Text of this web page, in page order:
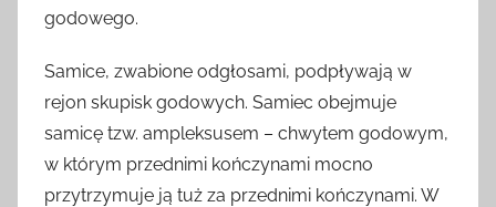
godowego.
Samice, zwabione odgłosami, podpływają w
rejon skupisk godowych. Samiec obejmuje
samicę tzw. ampleksusem – chwytem godowym,
w którym przednimi kończynami mocno
przytrzymuje ją tuż za przednimi kończynami. W